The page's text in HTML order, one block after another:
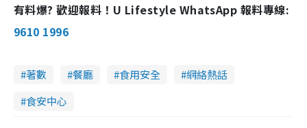
t
e
e
d
s
c
有料爆? 歡迎報料！U Lifestyle WhatsApp 報料專線:
9610 1996
著數 餐廳 食用安全
網絡熱話
食安中心